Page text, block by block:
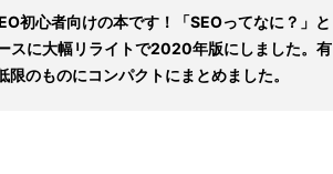
初心者向けの本です！「SEOってなに？」と
スに大幅リライトで2020年版にしました。有
のものにコンパクトにまとめました。